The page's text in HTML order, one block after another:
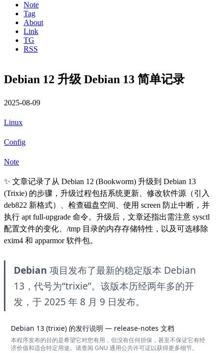
Note
Tag
About
Link
TG
RSS
Debian 12 升级 Debian 13 简单记录
2025-08-09
Linux
Config
Note
✨ 文章记录了从 Debian 12 (Bookworm) 升级到 Debian 13
(Trixie) 的步骤，升级过程包括系统更新、修改软件源（引入
deb822 新格式）、检查磁盘空间、使用 screen 防止中断，并
执行 apt full-upgrade 命令。升级后，文章还指出需注意 sysctl
配置文件的变化、/tmp 目录的内存存储特性，以及可选移除
exim4 和 apparmor 软件包。
Debian 项目发布了最新的稳定版本 Debian
13，代号为“trixie”。该版本历经两年多的开
发，于 2025 年 8 月 9 日发布。
Debian 13 (trixie) 的发行说明 — release-notes 文档
本程序发布的目的是希望它对您有用，但没有任何担保，甚至不保证它有经
济价值和适合特定用途。请查阅 GNU 通用公共许可证以获得更多细节。